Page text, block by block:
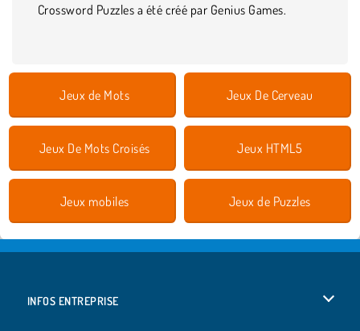
Crossword Puzzles a été créé par Genius Games.
Jeux de Mots Jeux De Cerveau
Jeux De Mots Croisés Jeux HTML5
Jeux mobiles Jeux de Puzzles
INFOS ENTREPRISE